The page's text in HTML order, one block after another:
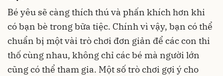
Bé yêu sẽ càng thích thú và phấn khích hơn khi
có bạn bè trong bữa tiệc. Chính vì vậy, bạn có thể
chuẩn bị một vài trò chơi đơn giản để các con thi
thố cùng nhau, không chỉ các bé mà người lớn
cũng có thể tham gia. Một số trò chơi gợi ý cho